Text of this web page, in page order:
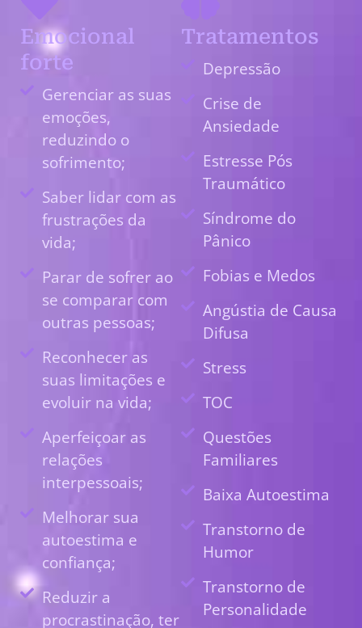
Emocional
forte
Gerenciar as suas
emoções,
reduzindo o
sofrimento;
Saber lidar com as
frustrações da
vida;
Parar de sofrer ao
se comparar com
outras pessoas;
Reconhecer as
suas limitações e
evoluir na vida;
Aperfeiçoar as
relações
interpessoais;
Melhorar sua
autoestima e
confiança;
Reduzir a
procrastinação, ter
Tratamentos
Depressão
Crise de
Ansiedade
Estresse Pós
Traumático
Síndrome do
Pânico
Fobias e Medos
Angústia de Causa
Difusa
Stress
TOC
Questões
Familiares
Baixa Autoestima
Transtorno de
Humor
Transtorno de
Personalidade